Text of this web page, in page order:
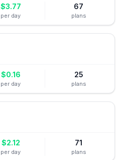
$3.77
per day
67
plans
$0.16
per day
25
plans
$2.12
per day
71
plans